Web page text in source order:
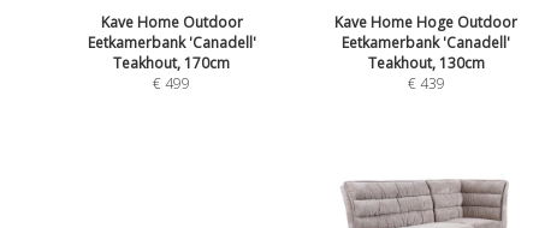
Kave Home Outdoor
Eetkamerbank 'Canadell'
Teakhout, 170cm
€ 499
Kave Home Hoge Outdoor
Eetkamerbank 'Canadell'
Teakhout, 130cm
€ 439